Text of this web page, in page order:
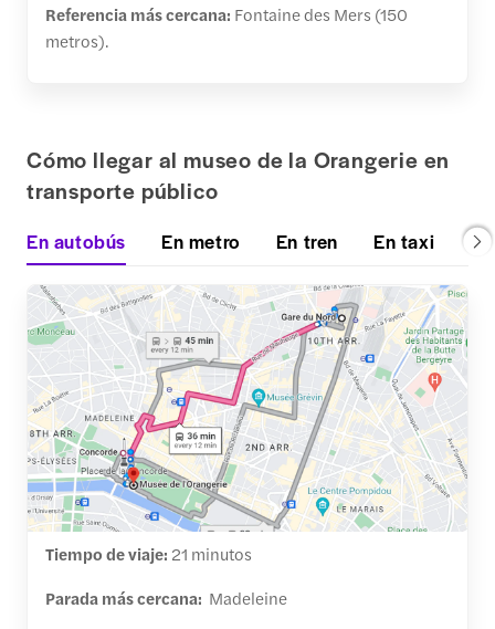
Referencia más cercana: Fontaine des Mers (150
metros).
Cómo llegar al museo de la Orangerie en
transporte público
En autobús En metro En tren En taxi
Tiempo de viaje: 21 minutos
Parada más cercana: Madeleine